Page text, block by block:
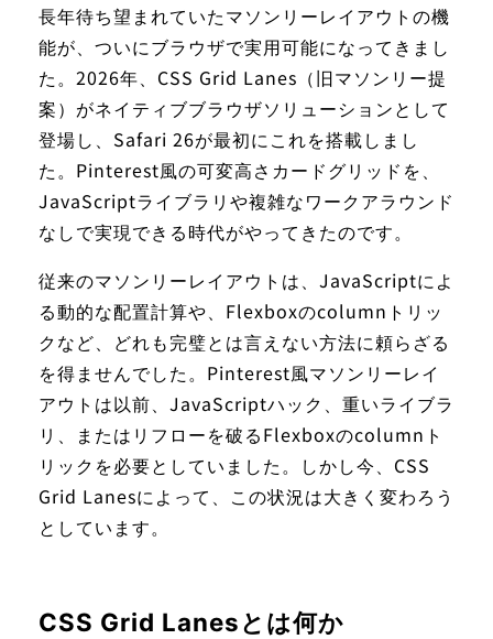
長年待ち望まれていたマソンリーレイアウトの機
能が、ついにブラウザで実用可能になってきまし
た。2026年、CSS Grid Lanes（旧マソンリー提
案）がネイティブブラウザソリューションとして
登場し、Safari 26が最初にこれを搭載しまし
た。Pinterest風の可変高さカードグリッドを、
JavaScriptライブラリや複雑なワークアラウンド
なしで実現できる時代がやってきたのです。
従来のマソンリーレイアウトは、JavaScriptによ
る動的な配置計算や、Flexboxのcolumnトリッ
クなど、どれも完璧とは言えない方法に頼らざる
を得ませんでした。Pinterest風マソンリーレイ
アウトは以前、JavaScriptハック、重いライブラ
リ、またはリフローを破るFlexboxのcolumnト
リックを必要としていました。しかし今、CSS
Grid Lanesによって、この状況は大きく変わろう
としています。
CSS Grid Lanesとは何か